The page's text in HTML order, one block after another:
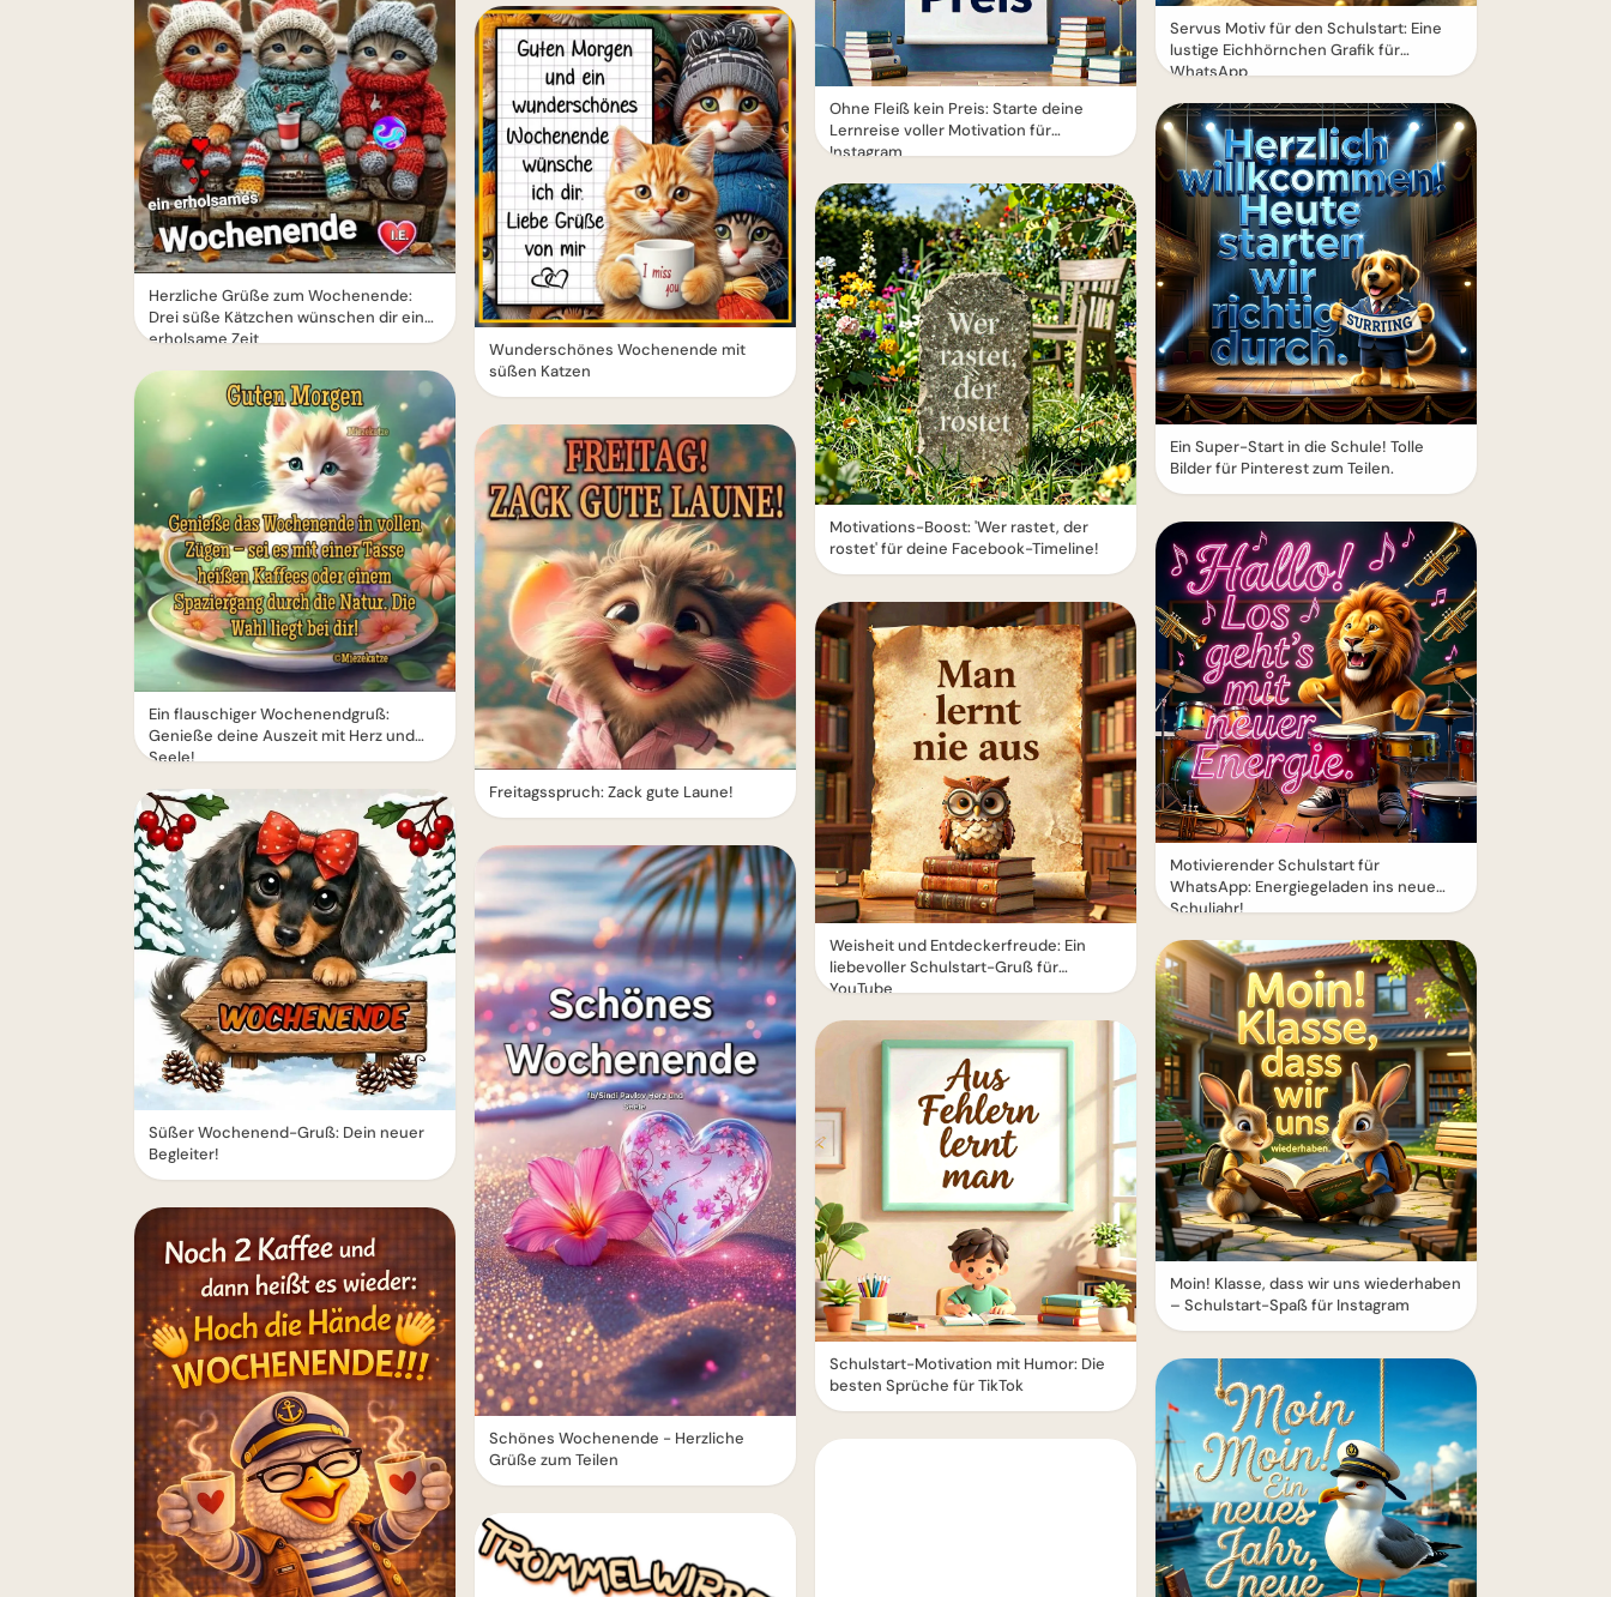
Herzliche Grüße zum Wochenende:
Drei süße Kätzchen wünschen dir eine
erholsame Zeit
Ein flauschiger Wochenendgruß:
Genieße deine Auszeit mit Herz und
Seele!
Süßer Wochenend-Gruß: Dein neuer
Begleiter!
Wunderschönes Wochenende mit
süßen Katzen
Freitagsspruch: Zack gute Laune!
Schönes Wochenende - Herzliche
Grüße zum Teilen
Ohne Fleiß kein Preis: Starte deine
Lernreise voller Motivation für
Instagram
Motivations-Boost: 'Wer rastet, der
rostet' für deine Facebook-Timeline!
Weisheit und Entdeckerfreude: Ein
liebevoller Schulstart-Gruß für
YouTube
Schulstart-Motivation mit Humor: Die
besten Sprüche für TikTok
Servus Motiv für den Schulstart: Eine
lustige Eichhörnchen Grafik für
WhatsApp
Ein Super-Start in die Schule! Tolle
Bilder für Pinterest zum Teilen.
Motivierender Schulstart für
WhatsApp: Energiegeladen ins neue
Schuljahr!
Moin! Klasse, dass wir uns wiederhaben
– Schulstart-Spaß für Instagram